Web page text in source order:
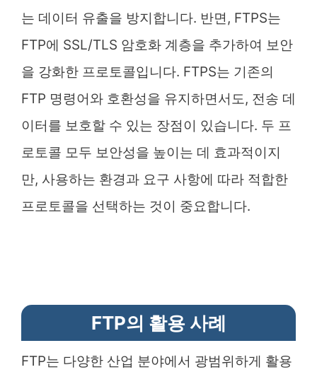
는 데이터 유출을 방지합니다. 반면, FTPS는
FTP에 SSL/TLS 암호화 계층을 추가하여 보안
을 강화한 프로토콜입니다. FTPS는 기존의
FTP 명령어와 호환성을 유지하면서도, 전송 데
이터를 보호할 수 있는 장점이 있습니다. 두 프
로토콜 모두 보안성을 높이는 데 효과적이지
만, 사용하는 환경과 요구 사항에 따라 적합한
프로토콜을 선택하는 것이 중요합니다.
FTP의 활용 사례
FTP는 다양한 산업 분야에서 광범위하게 활용